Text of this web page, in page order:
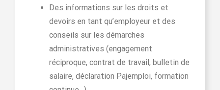
Des informations sur les droits et
devoirs en tant qu’employeur et des
conseils sur les démarches
administratives (engagement
réciproque, contrat de travail, bulletin de
salaire, déclaration Pajemploi, formation